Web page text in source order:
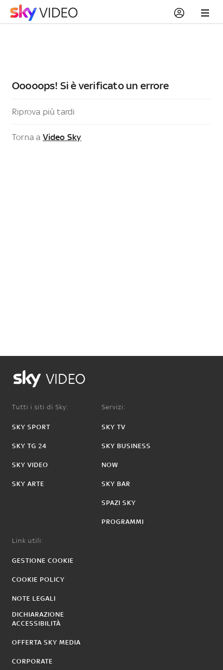
Ooooops! Si è verificato un errore
Riprova più tardi
Torna a Video Sky
VIDEO
Tutti i siti di Sky:
SKY SPORT
SKY TG 24
SKY VIDEO
SKY ARTE
Servizi:
SKY TV
SKY BUSINESS
NOW
SKY BAR
SPAZI SKY
PROGRAMMI
Link utili:
GESTIONE COOKIE
COOKIE POLICY
NOTE LEGALI
DICHIARAZIONE
ACCESSIBILITÀ
OFFERTA SKY MEDIA
CORPORATE